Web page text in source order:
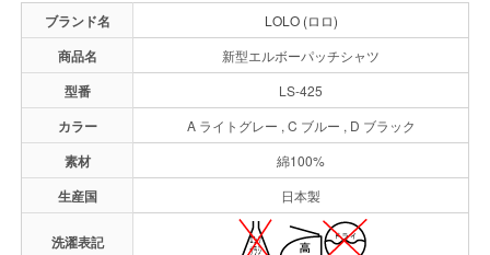
ブランド名 LOLO (ロロ)
商品名 新型エルボーパッチシャツ
型番 LS-425
カラー A ライトグレー , C ブルー , D ブラック
素材 綿100%
生産国 日本製
洗濯表記